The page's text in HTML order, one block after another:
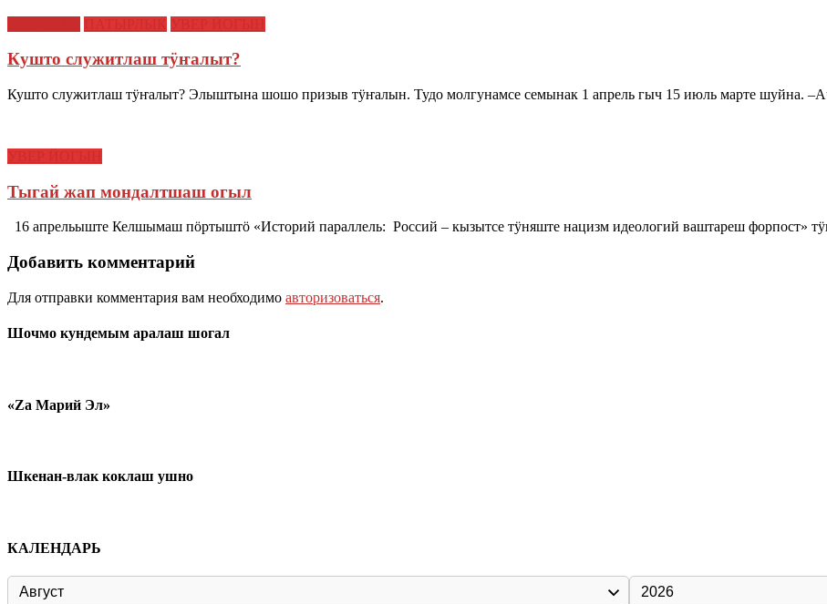
Кушто служитлаш тӱҥалыт?
Кушто служитлаш тӱҥалыт? Элыштына шошо призыв тӱҥалын. Тудо молгунамсе семынак 1 апрель гыч 15 июль марте шуйна.
Тыгай жап мондалтшаш огыл
16 апрельыште Келшымаш пӧртыштӧ «Историй параллель: Россий – кызытсе тӱняште нацизм идеологий ваштареш форпост»
Добавить комментарий
Для отправки комментария вам необходимо авторизоваться.
Шочмо кундемым аралаш шогал
«Zа Марий Эл»
Шкенан-влак коклаш ушно
КАЛЕНДАРЬ